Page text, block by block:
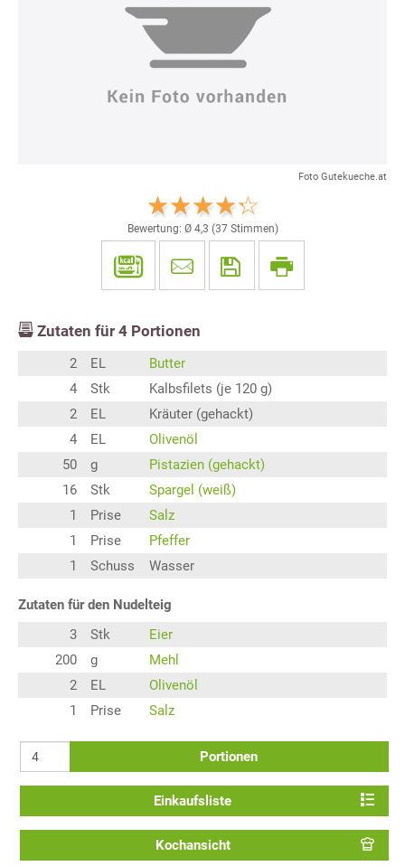
Foto Gutekueche.at
Bewertung: Ø 4,3 (37Stimmen)
Zutaten für 4 Portionen
2 EL
Butter
4
Stk
Kalbsfilets (je 120 g)
2
EL
Kräuter (gehackt)
4
EL
Olivenöl
50
g
Pistazien (gehackt)
16
Stk
Spargel (weiß)
1
Prise
Salz
1
Prise
Pfeffer
1
Schuss Wasser
Zutaten für den Nudelteig
3
Stk
Eier
200
g
Mehl
2
EL
Olivenöl
1
Prise Salz
Portionen
Einkaufsliste
Kochansicht